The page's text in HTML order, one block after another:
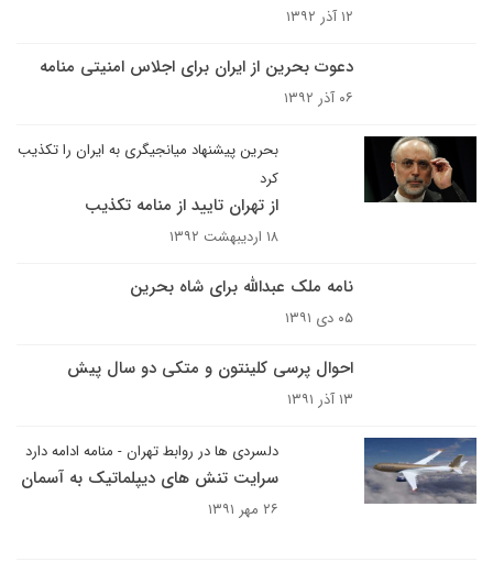
۱۲ آذر ۱۳۹۲
دعوت بحرین از ایران برای اجلاس امنیتی منامه
۰۶ آذر ۱۳۹۲
بحرین پیشنهاد میانجیگری به ایران را تکذیب
کرد
از تهران تایید از منامه تکذیب
۱۸ اردیبهشت ۱۳۹۲
نامه ملک عبدالله برای شاه بحرین
۰۵ دی ۱۳۹۱
احوال پرسی کلینتون و متکی دو سال پیش
۱۳ آذر ۱۳۹۱
دلسردی ها در روابط تهران - منامه ادامه دارد
سرایت تنش های دیپلماتیک به آسمان
۲۶ مهر ۱۳۹۱